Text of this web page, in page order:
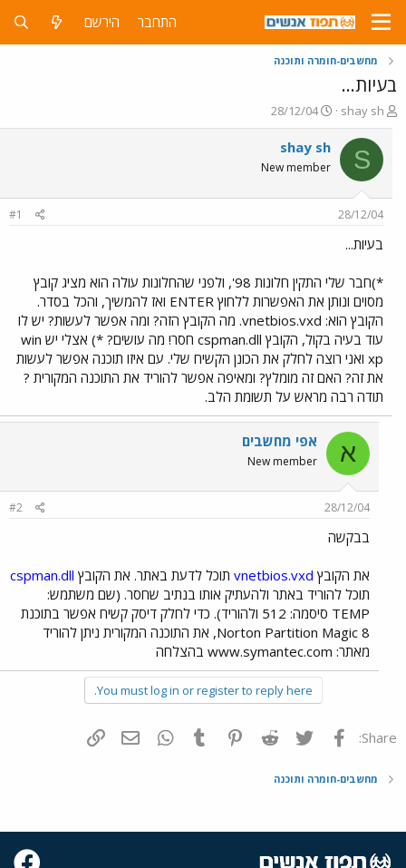
התחבר הירשם
מחשבים-חומרה ותוכנה
בעיות...
פ
ו
ת
ח
ה
ש
א
shay sh
פ
ו
ר
ס
ם
28/12/04
S
shay sh
New member
28/12/04
#1
בעיות...
*)חבר שלי התקין חלונות 98', ולפני שהחלונות עולה הוא מציג קובץ
מסוים ונותן את האפשרות ללחוץ ENTER ואז להמשיך, והכל בסדר.
הקובץ הוא: vnetbios.vxd. מה הקובץ הזה? ומה אפשר לעשות? יש לו
עוד בעיה בקול, הקובץ cspman.dll חסר! מה עושים? *) אצלי יש win
xp ואני רוצה לחלק את הכונן הקשיח שלי. עם איזו תוכנה אפשר לעשות
את זה? האם זה מומלץ? ומאיפה אפשר להוריד את התוכנה המקורית ?
תודה רבה מראש על תשומת הלב.
א אפי מחשבים
New member
28/12/04
#2
בבקשה
את הקובץ vnetbios.vxd תוכל לדעת באתר. את הקובץ cspman.dll
תוכל להוריד באתר ולהעתיק אותו בנתיב שחסר. (שם משתמש:
TEMP סיסמה: 512 ולהוריד). כדי לחלק דיסק קשיח אפשר בתוכנת
Norton Partition Magic 8, את התוכנה המקורית ניתן להוריד
מאתר: www.symantec.com בהצלחה
You must log in or register to reply here.
Share: פייסבוק Twitter
Reddit
Pinterest
Tumblr
WhatsAppדואר אלקטרוני
מחשבים-חומרה ותוכנה